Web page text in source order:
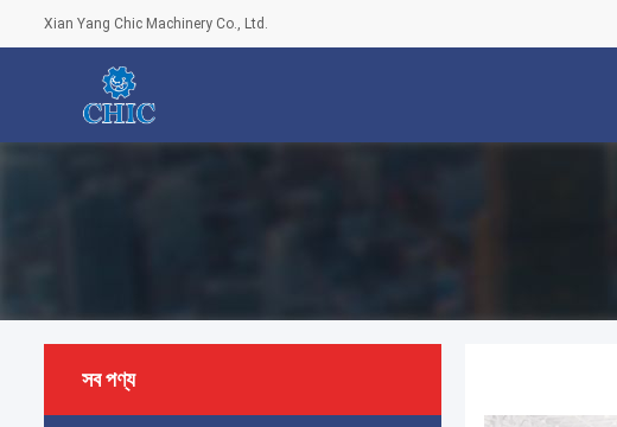
Xian Yang Chic Machinery Co., Ltd.
সব পণ্য